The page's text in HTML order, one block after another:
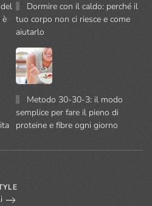
è
Dormire con il caldo: perché il
tuo corpo non ci riesce e come
aiutarlo
Metodo 30-30-3: il modo
semplice per fare il pieno di
proteine e fibre ogni giorno